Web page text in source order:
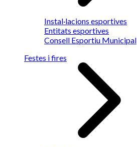
Instal·lacions esportives
Entitats esportives
Consell Esportiu Municipal
Festes i fires